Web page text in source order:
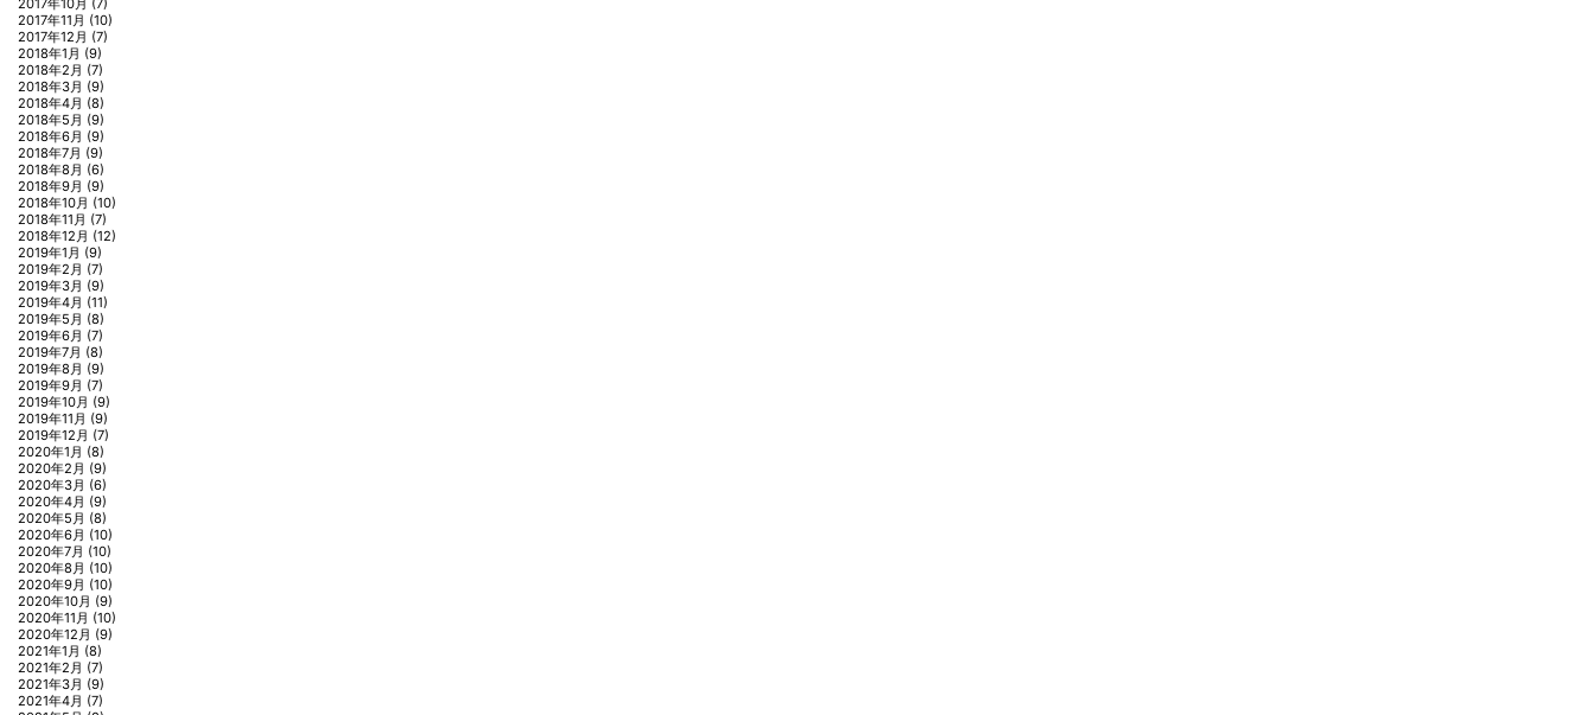
2017年10月 (7)
2017年11月 (10)
2017年12月 (7)
2018年1月 (9)
2018年2月 (7)
2018年3月 (9)
2018年4月 (8)
2018年5月 (9)
2018年6月 (9)
2018年7月 (9)
2018年8月 (6)
2018年9月 (9)
2018年10月 (10)
2018年11月 (7)
2018年12月 (12)
2019年1月 (9)
2019年2月 (7)
2019年3月 (9)
2019年4月 (11)
2019年5月 (8)
2019年6月 (7)
2019年7月 (8)
2019年8月 (9)
2019年9月 (7)
2019年10月 (9)
2019年11月 (9)
2019年12月 (7)
2020年1月 (8)
2020年2月 (9)
2020年3月 (6)
2020年4月 (9)
2020年5月 (8)
2020年6月 (10)
2020年7月 (10)
2020年8月 (10)
2020年9月 (10)
2020年10月 (9)
2020年11月 (10)
2020年12月 (9)
2021年1月 (8)
2021年2月 (7)
2021年3月 (9)
2021年4月 (7)